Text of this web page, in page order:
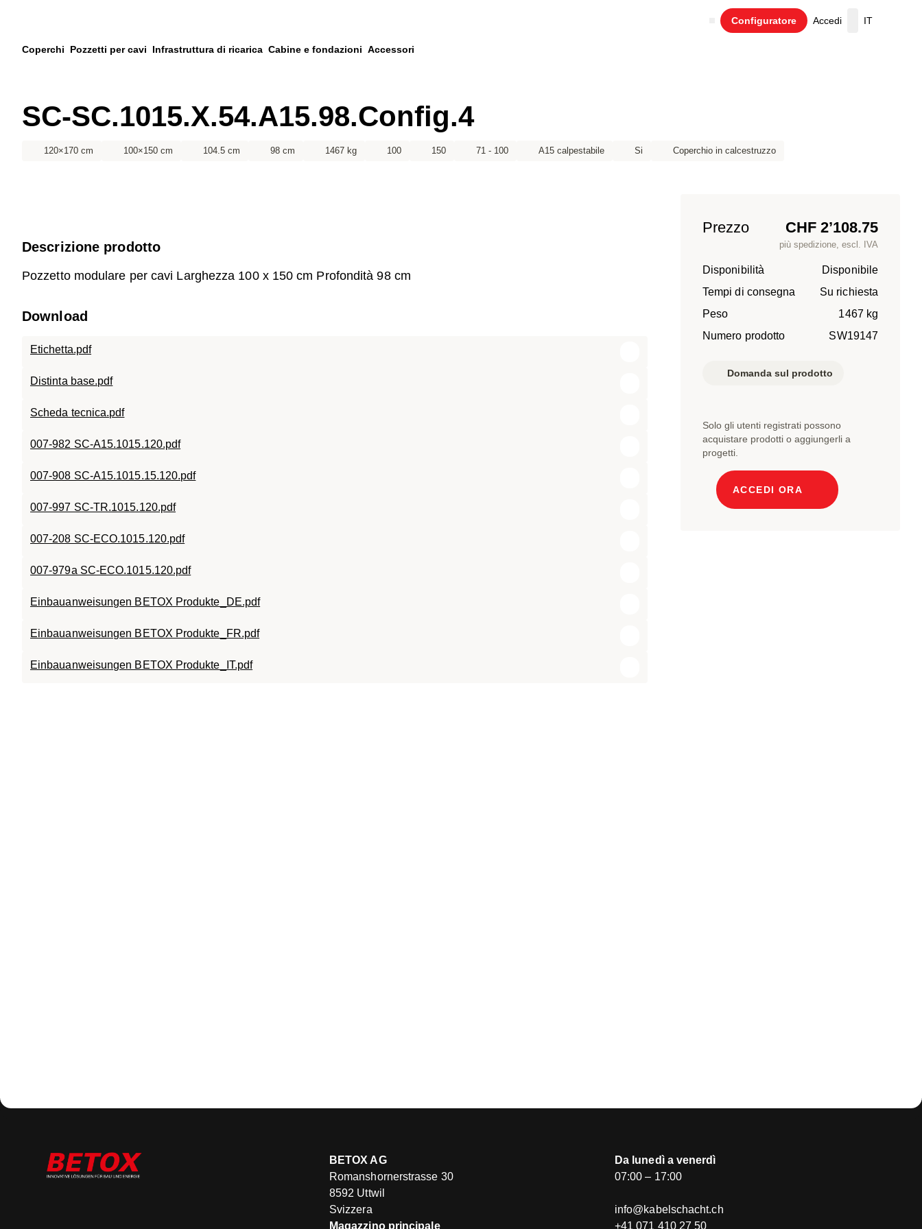
Vai al tuo account
Coperchi Pozzetti per cavi Infrastruttura di ricarica Cabine e fondazioni Accessori
Configuratore Accedi
Carrello
IT
SC-SC.1015.X.54.A15.98.Config.4
120×170 cm 100×150 cm 104.5 cm 98 cm 1467 kg 100 150 71 - 100 A15 calpestabile Si Coperchio in calcestruzzo
Descrizione prodotto
Pozzetto modulare per cavi Larghezza 100 x 150 cm Profondità 98 cm
Download
Etichetta.pdf
Distinta base.pdf
Scheda tecnica.pdf
007-982 SC-A15.1015.120.pdf
007-908 SC-A15.1015.15.120.pdf
007-997 SC-TR.1015.120.pdf
007-208 SC-ECO.1015.120.pdf
007-979a SC-ECO.1015.120.pdf
Einbauanweisungen BETOX Produkte_DE.pdf
Einbauanweisungen BETOX Produkte_FR.pdf
Einbauanweisungen BETOX Produkte_IT.pdf
Prezzo CHF 2’108.75
più spedizione, escl. IVA
Disponibilità
Disponibile
Tempi di consegna
Su richiesta
Peso
1467 kg
Numero prodotto
SW19147
Domanda sul prodotto
Solo gli utenti registrati possono
acquistare prodotti o aggiungerli a
progetti.
ACCEDI ORA
BETOX AG
Romanshornerstrasse 30
8592 Uttwil
Svizzera
Magazzino principale
Da lunedì a venerdì
07:00 – 17:00
info@kabelschacht.ch
+41 071 410 27 50